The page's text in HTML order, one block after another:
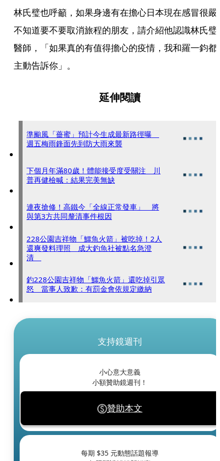
林氏璧也呼籲，如果身邊有在擔心日本現在感冒很嚴
不知道要不要取消旅程的朋友，請介紹他認識林氏璧
醫師，「如果真的有值得擔心的疫情，我和羅一鈞都
主動告訴你」。
延伸閱讀
準颱風「薔蜜」預計今生成最新路徑曝
週五梅雨鋒面先到防大雨來襲
下個月年滿80歲！體能接受度受關注 川
普再健檢喊：結果完美無缺
連夜搶修！高鐵今「全線正常發車」 將
與第3方共同釐清事件根因
228公園吉祥物「鱷魚火箭」被吃掉！2人
還爽發料理照 成大釣魚社被點名急澄
清
釣228公園吉祥物「鱷魚火箭」還吃掉引眾
怒 當事人致歉：有罰金會依規定繳納
支持鏡週刊
小心意大意義
小額贊助鏡週刊！
贊助本文
每期 $35 元動態話題報導